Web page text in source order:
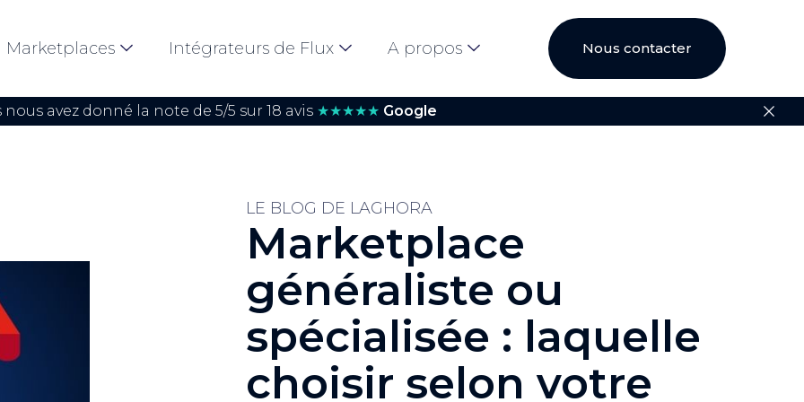
Marketplaces Intégrateurs de Flux A propos Nous contacter
nous avez donné la note de 5/5 sur 18 avis ★★★★★ Google
LE BLOG DE LAGHORA
Marketplace
généraliste ou
spécialisée : laquelle
choisir selon votre